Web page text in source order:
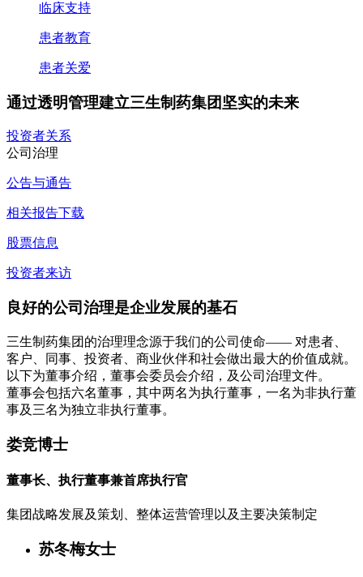
临床支持
患者教育
患者关爱
通过透明管理建立三生制药集团坚实的未来
投资者关系
公司治理
公告与通告
相关报告下载
股票信息
投资者来访
良好的公司治理是企业发展的基石
三生制药集团的治理理念源于我们的公司使命—— 对患者、
客户、同事、投资者、商业伙伴和社会做出最大的价值成就。
以下为董事介绍 ， 董事会委员会介绍 ，及公司治理文件。
董事会包括六名董事，其中两名为执行董事，一名为非执行董
事及三名为独立非执行董事。
娄竞博士
董事长、执行董事兼首席执行官
集团战略发展及策划、整体运营管理以及主要决策制定
苏冬梅女士